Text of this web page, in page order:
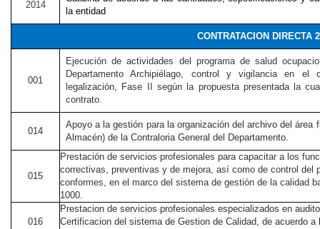
2014
la entidad
CONTRATACION DIRECTA
001
Ejecución de actividades del programa de salud
Departamento Archipiélago, control y vigilancia en el
legalización, Fase II según la propuesta presentada la
contrato.
014
Apoyo a la gestión para la organización del archivo del área
Almacén) de la Contraloria General del Departamento.
015
Prestación de servicios profesionales para capacitar a los
correctivas, preventivas y de mejora, así como de control del
conformes, en el marco del sistema de gestión de la calidad
1000.
016
Prestacion de servicios profesionales especializados en
Certificacion del sistema de Gestion de Calidad, de acuerdo